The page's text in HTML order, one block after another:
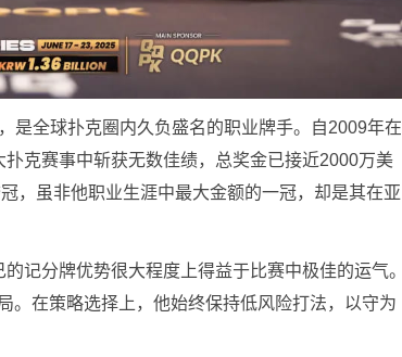
是全球扑克圈内久负盛名的职业牌手。自2009年在
克赛事中斩获无数佳绩，总奖金已接近2000万美
，虽非他职业生涯中最大金额的一冠，却是其在亚
记分牌优势很大程度上得益于比赛中极佳的运气。
。在策略选择上，他始终保持低风险打法，以守为